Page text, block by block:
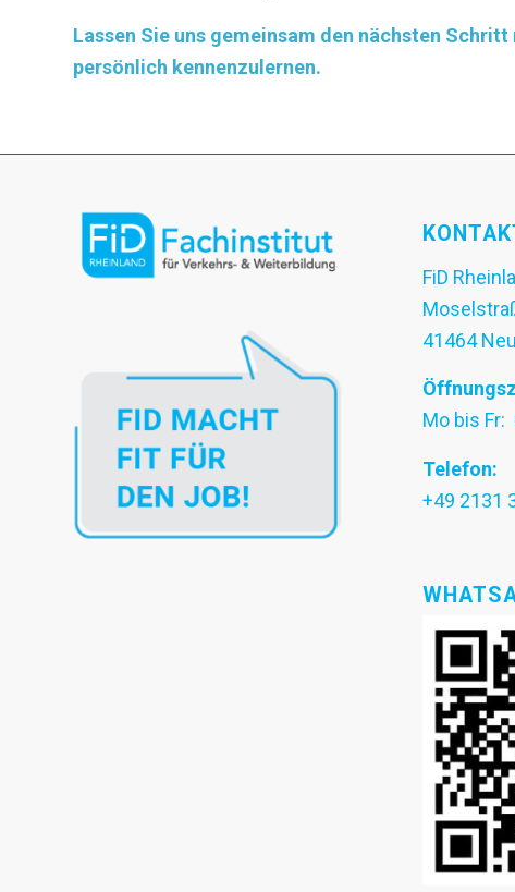
Lassen Sie uns gemeinsam den nächsten
persönlich kennenzulernen.
FiD
41464
Mo bis Fr:
Telefon:
+49 2131